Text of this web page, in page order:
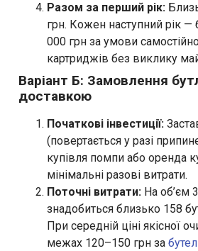
Разом за перший рік:
грн. Кожен наступний рік —
000 грн за умови
картриджів без виклику
Варіант Б: Замовлення
доставкою
Початкові інвестиції:
(повертається у разі
купівля помпи або оренда
мінімальні разові витрати.
Поточні витрати: На об’єм
знадобиться близько 158
При середній ціні якісної
межах 120–150 грн за